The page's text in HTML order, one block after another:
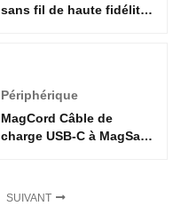
sans fil de haute fidélité
Périphérique
MagCord Câble de
charge USB-C à MagSafe
SUIVANT